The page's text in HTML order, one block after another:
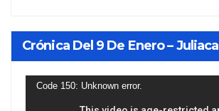
Crónica Del 9 De Enero – Juliaca
Reproductor
Code 150: Unknown error.